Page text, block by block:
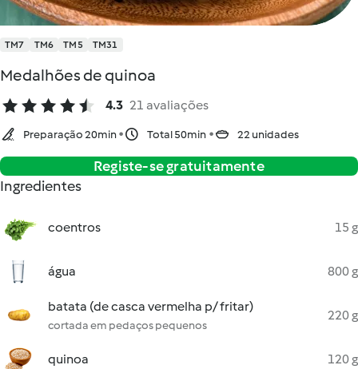
TM7 TM6 TM5 TM31
Medalhões de quinoa
4.3 21 avaliações
Preparação 20min Total 50min 22 unidades
Registe-se gratuitamente
Ingredientes
coentros 15 g
água 800 g
batata (de casca vermelha p/ fritar)
cortada em pedaços pequenos
220 g
quinoa 120 g